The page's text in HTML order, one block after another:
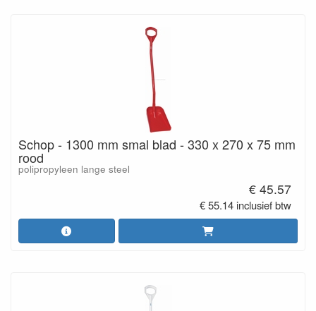
Schop - 1300 mm smal blad - 330 x 270 x 75 mm
rood
polipropyleen lange steel
€ 45.57
€ 55.14 inclusief btw